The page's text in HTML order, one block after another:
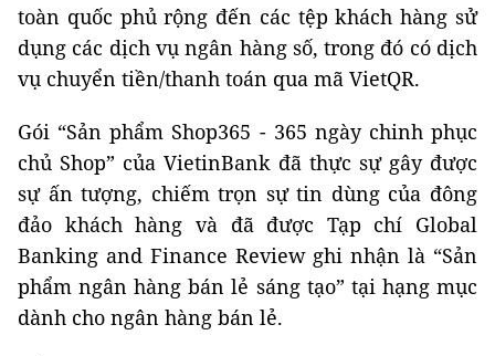
toàn quốc phủ rộng đến các tệp khách hàng sử
dụng các dịch vụ ngân hàng số, trong đó có dịch
vụ chuyển tiền/thanh toán qua mã VietQR.
Gói “Sản phẩm Shop365 - 365 ngày chinh phục
chủ Shop” của VietinBank đã thực sự gây được
sự ấn tượng, chiếm trọn sự tin dùng của đông
đảo khách hàng và đã được Tạp chí Global
Banking and Finance Review ghi nhận là “Sản
phẩm ngân hàng bán lẻ sáng tạo” tại hạng mục
dành cho ngân hàng bán lẻ.